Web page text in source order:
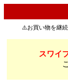
⚠️お買い物を継続
スワイ